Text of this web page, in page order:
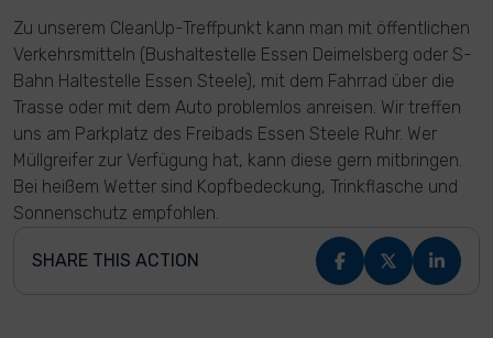
Zu unserem CleanUp-Treffpunkt kann man mit öffentlichen
Verkehrsmitteln (Bushaltestelle Essen Deimelsberg oder S-
Bahn Haltestelle Essen Steele), mit dem Fahrrad über die
Trasse oder mit dem Auto problemlos anreisen. Wir treffen
uns am Parkplatz des Freibads Essen Steele Ruhr. Wer
Müllgreifer zur Verfügung hat, kann diese gern mitbringen.
Bei heißem Wetter sind Kopfbedeckung, Trinkflasche und
Sonnenschutz empfohlen.
SHARE THIS ACTION